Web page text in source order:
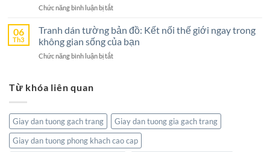
Sống
Không
Gian
Sống
Hồ
Sức
Hút
Chức năng bình luận bị tắtở
Dán
Tường
Thanh
Hóa:
Thiên
Nhiên
06
Th3
Tranh dán tường bản đồ: Kết nối thế giới ngay trong
không gian sống của bạn
Chức năng bình luận bị tắtở
Kết
nối
giới
Từ khóa liên quan
Giay dan tuong gach trang
Giay dan tuong gia gach trang
Giay dan tuong phong khach cao cap